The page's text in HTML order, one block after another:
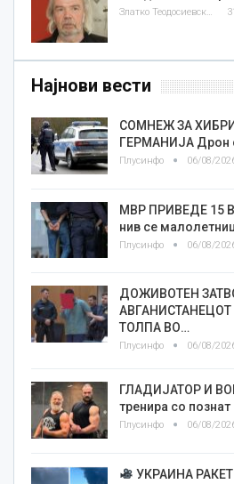
Златко Теодосиевски
Најнови вести
СОМНЕЖ ЗА
ГЕРМАНИЈА Дрон
Плусинфо 06/08/
МВР ПРИВЕДЕ 15
нив се
Плусинфо 06/08/
ДОЖИВОТЕН
ТОЛПА ВО…
Плусинфо 06/08/
ГЛАДИЈАТОР И
тренира со
Плусинфо 06/08/
УКРАИНА